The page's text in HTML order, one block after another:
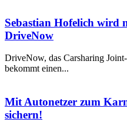
Sebastian Hofelich wird
DriveNow
DriveNow, das Carsharing
bekommt einen...
Mit Autonetzer zum
sichern!